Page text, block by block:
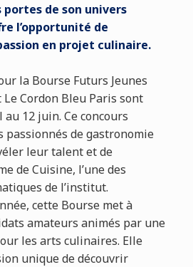
de son univers
l’opportunité de
en projet culinaire.
la Bourse Futurs Jeunes
Cordon Bleu Paris sont
12 juin. Ce concours
passionnés de gastronomie
leur talent et de
de Cuisine, l’une des
de l’institut.
cette Bourse met à
amateurs animés par une
les arts culinaires. Elle
unique de découvrir